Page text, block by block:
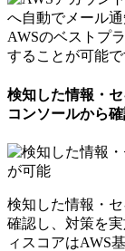
AWSのベストプ
することが可能で
検知した情報・
コンソールから
検知した情報・
確認し、対策を
ィスコアはAWS